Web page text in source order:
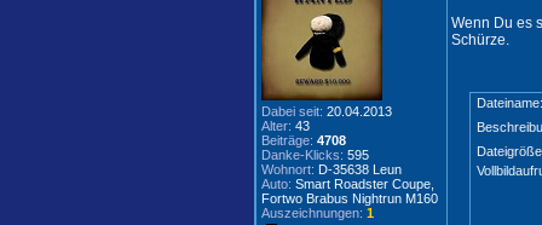
Dabei seit: 20.04.2013
Alter: 43
Beiträge: 4708
Danke-Klicks: 595
Wohnort: D-35638 Leun
Auto: Smart Roadster Coupe,
Fortwo Brabus Nightrun M160
Auszeichnungen: 1
Wenn Du es
Schürze.
Dateiname: